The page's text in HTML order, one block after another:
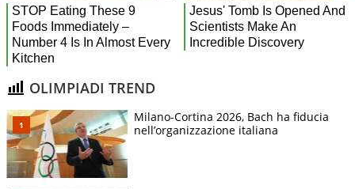
OLIMPIADI TREND
Milano-Cortina 2026, Bach ha fiducia
nell’organizzazione italiana